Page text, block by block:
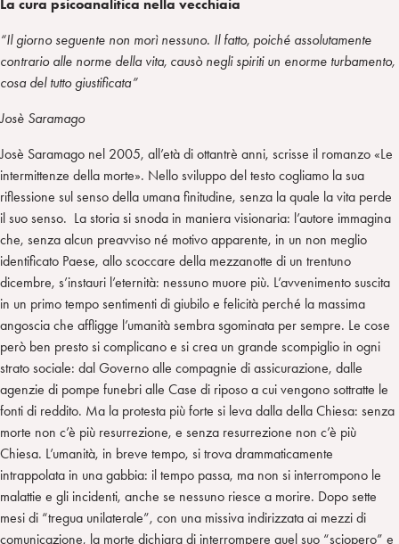
La cura psicoanalitica nella vecchiaia
“Il giorno seguente non morì nessuno. Il fatto, poiché assolutamente
contrario alle norme della vita, causò negli spiriti un enorme turbamento,
cosa del tutto giustificata”
Josè Saramago
Josè Saramago nel 2005, all’età di ottantrè anni, scrisse il romanzo «Le
intermittenze della morte». Nello sviluppo del testo cogliamo la sua
riflessione sul senso della umana finitudine, senza la quale la vita perde
il suo senso. La storia si snoda in maniera visionaria: l’autore immagina
che, senza alcun preavviso né motivo apparente, in un non meglio
identificato Paese, allo scoccare della mezzanotte di un trentuno
dicembre, s’instauri l’eternità: nessuno muore più. L’avvenimento suscita
in un primo tempo sentimenti di giubilo e felicità perché la massima
angoscia che affligge l’umanità sembra sgominata per sempre. Le cose
però ben presto si complicano e si crea un grande scompiglio in ogni
strato sociale: dal Governo alle compagnie di assicurazione, dalle
agenzie di pompe funebri alle Case di riposo a cui vengono sottratte le
fonti di reddito. Ma la protesta più forte si leva dalla della Chiesa: senza
morte non c’è più resurrezione, e senza resurrezione non c’è più
Chiesa. L’umanità, in breve tempo, si trova drammaticamente
intrappolata in una gabbia: il tempo passa, ma non si interrompono le
malattie e gli incidenti, anche se nessuno riesce a morire. Dopo sette
mesi di “tregua unilaterale”, con una missiva indirizzata ai mezzi di
comunicazione, la morte dichiara di interrompere quel suo “sciopero” e